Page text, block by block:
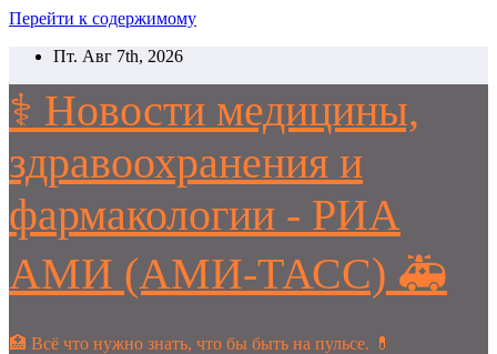
Перейти к содержимому
Пт. Авг 7th, 2026
⚕️ Новости медицины,
здравоохранения и
фармакологии - РИА
АМИ (АМИ-ТАСС) 🚑
🏥 Всё что нужно знать, что бы быть на пульсе. 💊